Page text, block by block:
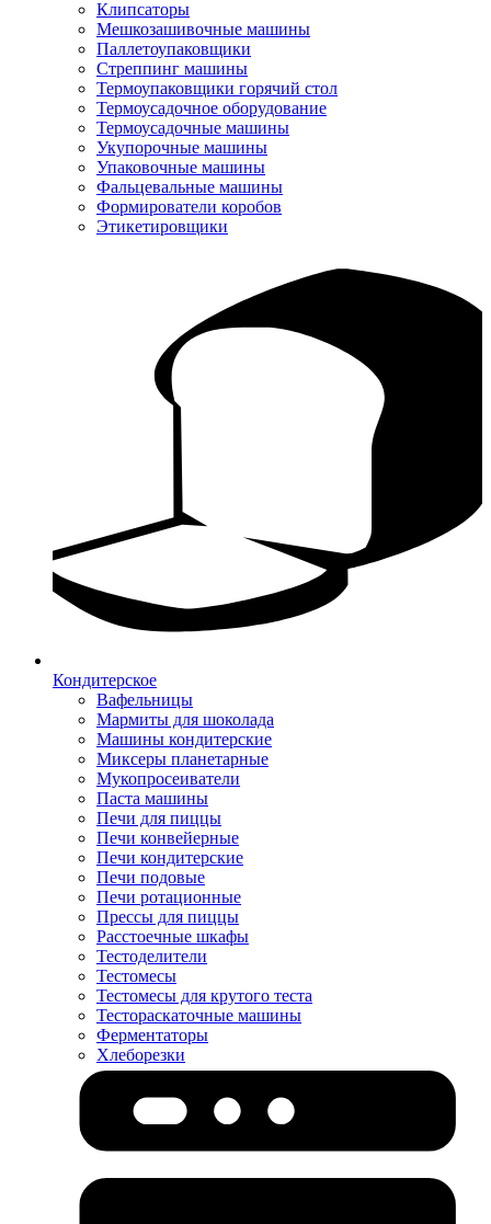
Клипсаторы
Мешкозашивочные машины
Паллетоупаковщики
Стреппинг машины
Термоупаковщики горячий стол
Термоусадочное оборудование
Термоусадочные машины
Укупорочные машины
Упаковочные машины
Фальцевальные машины
Формирователи коробов
Этикетировщики
Кондитерское
Вафельницы
Мармиты для шоколада
Машины кондитерские
Миксеры планетарные
Мукопросеиватели
Паста машины
Печи для пиццы
Печи конвейерные
Печи кондитерские
Печи подовые
Печи ротационные
Прессы для пиццы
Расстоечные шкафы
Тестоделители
Тестомесы
Тестомесы для крутого теста
Тестораскаточные машины
Ферментаторы
Хлеборезки